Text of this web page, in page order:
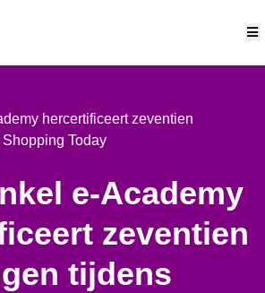
hercertificeert zeventien
Today
e-Academy
zeventien
tijdens